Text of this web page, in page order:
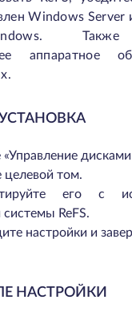
Windows Server
Также
аппаратное
целевой том.
его с
ReFS.
настройки и
НАСТРОЙКИ